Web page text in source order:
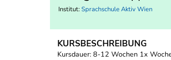
Institut: Sprachschule Aktiv Wien
KURSBESCHREIBUNG
Kursdauer: 8-12 Wochen 1x